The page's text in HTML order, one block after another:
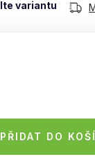
PŘIDAT DO